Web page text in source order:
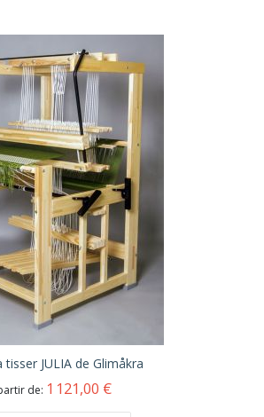
tisser JULIA de Glimåkra
de 1 121,00 €